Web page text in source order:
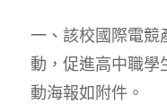
一、該校國際電競
動，促進高中職學
動海報如附件。